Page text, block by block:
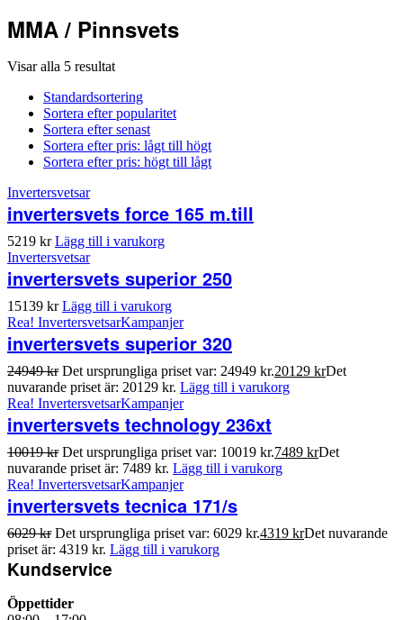
MMA / Pinnsvets
Visar alla 5 resultat
Standardsortering
Sortera efter popularitet
Sortera efter senast
Sortera efter pris: lågt till högt
Sortera efter pris: högt till lågt
Invertersvetsar
invertersvets force 165 m.till
5219 kr Lägg till i varukorg
Invertersvetsar
invertersvets superior 250
15139 kr Lägg till i varukorg
Rea! InvertersvetsarKampanjer
invertersvets superior 320
24949kr Det ursprungliga priset var: 24949 kr.20129 krDet
nuvarande priset är: 20129 kr. Lägg till i varukorg
Rea! InvertersvetsarKampanjer
invertersvets technology 236xt
10019kr Det ursprungliga priset var: 10019 kr.7489 krDet
nuvarande priset är: 7489 kr. Lägg till i varukorg
Rea! InvertersvetsarKampanjer
invertersvets tecnica 171/s
6029kr Det ursprungliga priset var: 6029 kr.4319 krDet nuvarande
priset är: 4319 kr. Lägg till i varukorg
Kundservice
Öppettider